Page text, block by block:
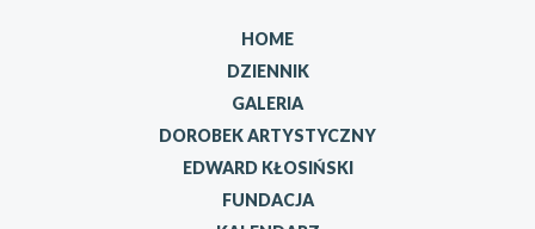
HOME
DZIENNIK
GALERIA
DOROBEK ARTYSTYCZNY
EDWARD KŁOSIŃSKI
FUNDACJA